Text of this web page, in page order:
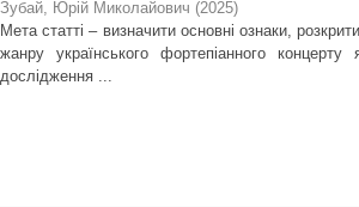
Зубай, Юрій Миколайович (2025)
Мета статті – визначити основні ознаки,
жанру українського фортепіанного
дослідження ...